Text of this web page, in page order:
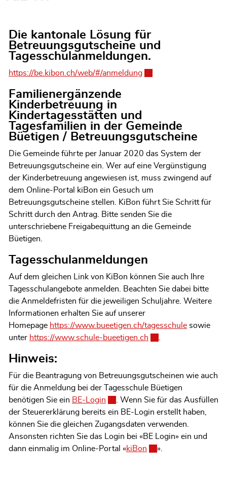
Die kantonale Lösung für
Betreuungsgutscheine und
Tagesschulanmeldungen.
https://be.kibon.ch/web/#/anmeldung
Familienergänzende
Kinderbetreuung in
Kindertagesstätten und
Tagesfamilien in der Gemeinde
Büetigen / Betreuungsgutscheine
Die Gemeinde führte per Januar 2020 das System der
Betreuungsgutscheine ein. Wer auf eine Vergünstigung
der Kinderbetreuung angewiesen ist, muss zwingend auf
dem Online-Portal kiBon ein Gesuch um
Betreuungsgutscheine stellen. KiBon führt Sie Schritt für
Schritt durch den Antrag. Bitte senden Sie die
unterschriebene Freigabequittung an die Gemeinde
Büetigen.
Tagesschulanmeldungen
Auf dem gleichen Link von KiBon können Sie auch Ihre
Tagesschulangebote anmelden. Beachten Sie dabei bitte
die Anmeldefristen für die jeweiligen Schuljahre. Weitere
Informationen erhalten Sie auf unserer
Homepage https://www.bueetigen.ch/tagesschule sowie
unter https://www.schule-bueetigen.ch
Hinweis:
Für die Beantragung von Betreuungsgutscheinen wie auch
für die Anmeldung bei der Tagesschule Büetigen
benötigen Sie ein BE-Login Externer Link wird in einem
. Wenn Sie für das Ausfüllen
der Steuererklärung bereits ein BE-Login erstellt haben,
können Sie die gleichen Zugangsdaten verwenden.
Ansonsten richten Sie das Login bei «BE Login» ein und
dann einmalig im Online-Portal «kiBon Externer Link wird in
».